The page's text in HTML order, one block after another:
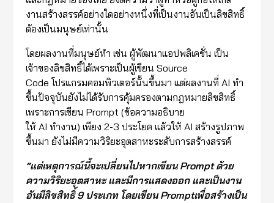
งานสร้างสรรค์อย่างใดอย่างหนึ่งที่เป็นงานอันเป็นลิขสิทธิ์
ต้องเป็นมนุษย์เท่านั้น
โดยผลงานที่มนุษย์ทำ เช่น ผู้พัฒนาแอปพลิเคชั่น เป็น
เจ้าของลิขสิทธิ์ได้เพราะเป็นผู้เขียน Source
Code โปรแกรมคอมพิวเตอร์นั้นขึ้นมา แต่ผลงานที่ AI ทำ
ขึ้นปัจจุบันยังไม่ได้รับการคุ้มครองตามกฎหมายลิขสิทธิ์
เพราะการเขียน Prompt (ข้อความอธิบาย
ให้ AI ทำงาน) เพียง 2-3 ประโยค แล้วให้ AI สร้างรูปภาพ
ขึ้นมา ยังไม่มีความวิริยะอุตสาหะระดับการสร้างสรรค์
“แต่เหตุการณ์นี้จะเปลี่ยนไปหากเขียนPromptด้วย
ความวิริยะอุตสาหะ และมีการแสดงออก และเป็นงาน
อันมีลิขสิทธิ์ 9 ประเภท โดยเขียนPromptเพื่อสร้างเป็น